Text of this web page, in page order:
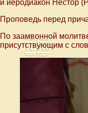
и иеродиакон Нестор
Проповедь перед
По заамвонной
присутствующим с